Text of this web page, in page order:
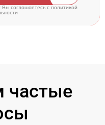
Вы соглашаетесь c политикой
частые